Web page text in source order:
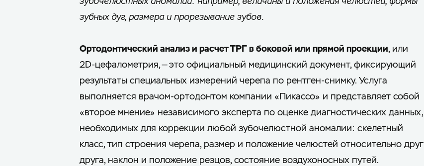
зубных дуг, размера и прорезывание зубов.
Ортодонтический анализ и расчет ТРГ в боковой или прямой проекции, или
2D-цефалометрия, — это официальный медицинский документ, фиксирующий
результаты специальных измерений черепа по рентген-снимку. Услуга
выполняется врачом-ортодонтом компании «Пикассо» и представляет собой
«второе мнение» независимого эксперта по оценке диагностических данных,
необходимых для коррекции любой зубочелюстной аномалии: скелетный
класс, тип строения черепа, размер и положение челюстей относительно друг
друга, наклон и положение резцов, состояние воздухоносных путей.